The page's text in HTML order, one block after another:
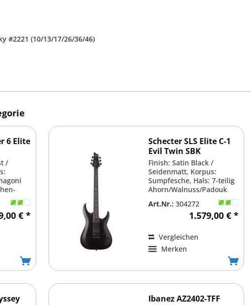
#2221 (10/13/17/26/36/46)
6 Elite
/
€ *
Schecter SLS Elite C-1
Evil Twin SBK
Finish: Satin Black /
Seidenmatt, Korpus:
Sumpfesche, Hals: 7-teilig
Ahorn/Walnuss/Padouk
Verstärkung,...
Art.Nr.: 304272
1.579,00 € *
Vergleichen
Merken
Ibanez AZ2402-TFF